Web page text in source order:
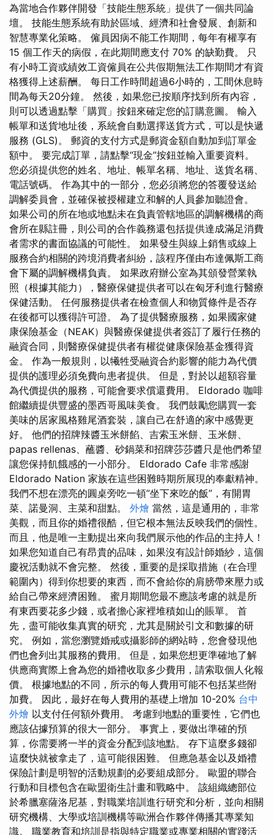
為當地合作夥伴開發「技能生態系統」提供了一個共同論
壇。 技能生態系統有助於區域、經濟和社會發展、創新和
智慧專業化策略。 僱員因病不能工作期間，每年有權享有
15 個工作天的病假，在此期間應支付 70% 的缺勤費。 只
有小時工資或績效工資僱員在公共假期無法工作期間才有資
格獲得上述薪酬。 每日工作時間超過6小時的，工間休息時
間為每天20分鐘。 然後，如果您已按順序找到所有內容，
則可以透過點擊「購買」按鈕來確定您的訂購意圖。 輸入
帳單和送貨地址後，系統會自動選擇送貨方式，可以是快遞
服務 (GLS)。 郵資的支付方式是郵資金額自動加到訂單金
額中。 要完成訂單，請點擊“現金”按鈕並輸入重要資料。
您必須提供您的姓名、地址、帳單名稱、地址、送貨名稱、
電話號碼。 作為其中的一部分，您必須將您的答覆發送給
調解委員會，並確保被授權建立和解的人員參加聽證會。
如果公司的所在地或地點未在負責管轄地區的調解機構的商
會所在縣註冊，則公司的合作義務還包括提供達成滿足消費
者需求的書面協議的可能性。 如果發生與線上銷售或線上
服務合約相關的跨境消費者糾紛，該程序僅由布達佩斯工商
會下屬的調解機構負責。 如果政府辦公室為其頒發營業執
照（根據其能力），醫療保健提供者可以在匈牙利進行醫療
保健活動。 任何服務提供者在檢查個人和物質條件是否存
在後都可以獲得許可證。 為了提供醫療服務，如果國家健
康保險基金（NEAK）與醫療保健提供者簽訂了履行任務的
融資合同，則醫療保健提供者有權從健康保險基金獲得資
金。 作為一般規則，以犧牲受融資合約影響的能力為代價
提供的護理必須免費向患者提供。 但是，對於以超額容量
為代價提供的服務，可能會要求償還費用。 Eldorado 咖啡
館繼續提供豐盛的墨西哥風味美食。 我們鼓勵您購買一套
美味的居家風格雞尾酒套裝，讓自己在舒適的家中感覺更
好。 他們的招牌辣醬玉米餅餡、吉索玉米餅、玉米餅、
papas rellenas、蘸醬、砂鍋菜和招牌莎莎醬只是他們希望
讓您保持飢餓感的一小部分。 Eldorado Cafe 非常感謝
Eldorado Nation 家族在這些困難時期所展現的奉獻精神。
我們不想在漂亮的圓桌旁吃一頓“坐下來吃的飯”，有開胃
菜、諾曼洞、主菜和甜點。 外燴 當然，這是通用的，非常
美觀，而且你的婚禮很酷，但它根本無法反映我們的個性。
而且，他是唯一主動提出來向我們展示他的作品的主持人！
如果您知道自己有昂貴的品味，如果沒有設計師婚紗，這個
慶祝活動就不會完整。 然後，重要的是採取措施（在合理
範圍內）得到你想要的東西，而不會給你的肩膀帶來壓力或
給自己帶來經濟困難。 蜜月期間您最不應該考慮的就是所
有東西要花多少錢，或者擔心家裡堆積如山的賬單。 首
先，盡可能收集真實的研究，尤其是關於引文和數據的研
究。 例如，當您瀏覽婚戒或攝影師的網站時，您會發現他
們也會列出其服務的費用。 但是，如果您想更準確地了解
供應商實際上會為您的婚禮收取多少費用，請索取個人化報
價。 根據地點的不同，所示的每人費用可能不包括某些附
加費。 因此，最好在每人費用的基礎上增加 10-20% 台中
外燴 以支付任何額外費用。 考慮到地點的重要性，它們也
應該佔據預算的很大一部分。 事實上，要做出準確的預
算，你需要將一半的資金分配到該地點。 存下這麼多錢卻
這麼快就被拿走了，這可能很困難。 但應急基金以及婚禮
保險計劃是明智的活動規劃的必要組成部分。 歐盟的聯合
行動和目標包含在歐盟衛生計畫和戰略中。 該組織總部位
於希臘塞薩洛尼基，對職業培訓進行研究和分析，並向相關
研究機構、大學或培訓機構等歐洲合作夥伴傳播其專業知
識。 職業教育和培訓是指與特定職業或專業相關的實踐活